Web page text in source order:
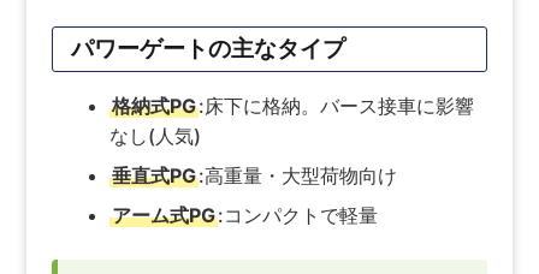
パワーゲートの主なタイプ
格納式PG:床下に格納。バース接車に影響
なし(人気)
垂直式PG:高重量・大型荷物向け
アーム式PG:コンパクトで軽量